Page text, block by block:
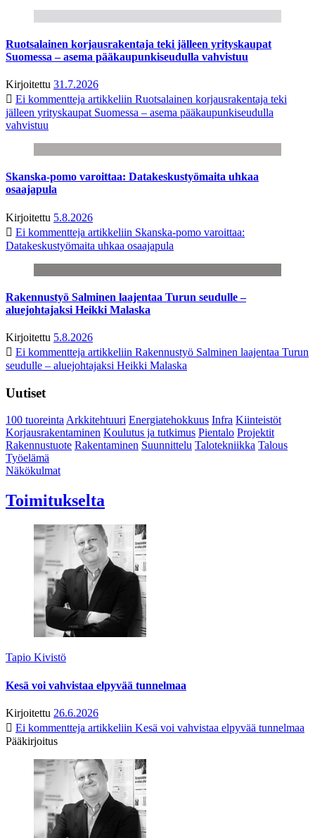
Ruotsalainen korjausrakentaja teki jälleen yrityskaupat
Suomessa – asema pääkaupunkiseudulla vahvistuu
Kirjoitettu 31.7.2026
Ei kommentteja artikkeliin Ruotsalainen korjausrakentaja teki
jälleen yrityskaupat Suomessa – asema pääkaupunkiseudulla
vahvistuu
Skanska-pomo varoittaa: Datakeskustyömaita uhkaa
osaajapula
Kirjoitettu 5.8.2026
Ei kommentteja artikkeliin Skanska-pomo varoittaa:
Datakeskustyömaita uhkaa osaajapula
Rakennustyö Salminen laajentaa Turun seudulle –
aluejohtajaksi Heikki Malaska
Kirjoitettu 5.8.2026
Ei kommentteja artikkeliin Rakennustyö Salminen laajentaa Turun
seudulle – aluejohtajaksi Heikki Malaska
Uutiset
100 tuoreintaArkkitehtuuri Energiatehokkuus Infra Kiinteistöt
Korjausrakentaminen Koulutus ja tutkimus Pientalo Projektit
Rakennustuote Rakentaminen Suunnittelu Talotekniikka Talous
Työelämä
Näkökulmat
Toimitukselta
Tapio Kivistö
Kesä voi vahvistaa elpyvää tunnelmaa
Kirjoitettu 26.6.2026
Ei kommentteja artikkeliin Kesä voi vahvistaa elpyvää tunnelmaa
Pääkirjoitus